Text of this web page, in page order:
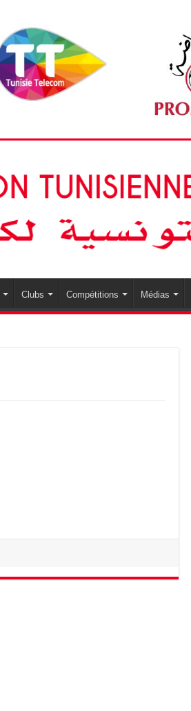
Clubs Compétitions Médias